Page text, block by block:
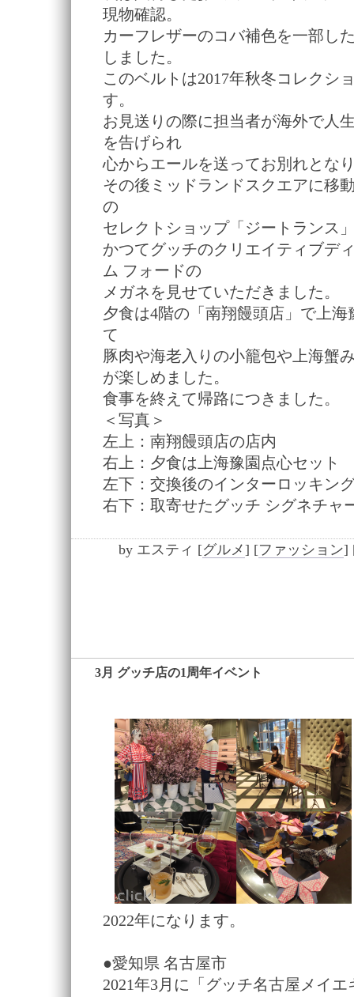
現物確認。
カーフレザーのコバ補色を一部し
しました。
このベルトは2017年秋冬コレクシ
す。
お見送りの際に担当者が海外で人
を告げられ
心からエールを送ってお別れとな
その後ミッドランドスクエアに移
の
セレクトショップ「ジートランス
かつてグッチのクリエイティブデ
ム フォードの
メガネを見せていただきました。
夕食は4階の「南翔饅頭店」で上
て
豚肉や海老入りの小籠包や上海蟹
が楽しめました。
食事を終えて帰路につきました。
＜写真＞
左上：南翔饅頭店の店内
右上：夕食は上海豫園点心セット
左下：交換後のインターロッキン
右下：取寄せたグッチ シグネチャ
by エスティ [グルメ] [ファッション]
3月 グッチ店の1周年イベント
2022年になります。
●愛知県 名古屋市
2021年3月に「グッチ名古屋メイ